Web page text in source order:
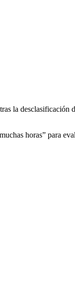
la desclasificación
horas” para